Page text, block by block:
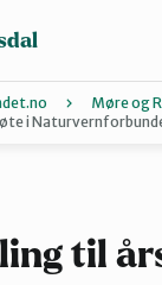
Møre og
i
til